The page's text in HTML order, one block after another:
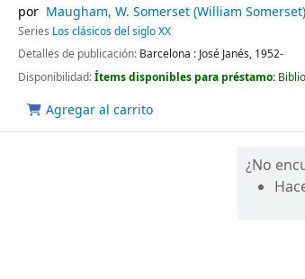
por Maugham, W. Somerset (William Somerset)
Series Los clásicos del siglo XX
Detalles de publicación: Barcelona : José Janés, 1952-
Disponibilidad:Ítems disponibles para préstamo:
Agregar al carrito
¿No